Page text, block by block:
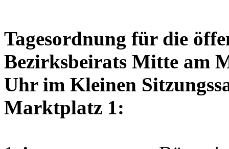
Tagesordnung für die
Bezirksbeirats Mitte am
Uhr im Kleinen
Marktplatz 1: